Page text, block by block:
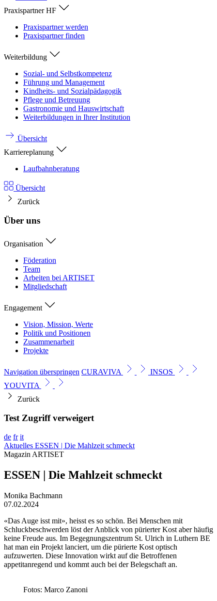
Praxispartner HF
Praxispartner werden
Praxispartner finden
Weiterbildung
Sozial- und Selbstkompetenz
Führung und Management
Kindheits- und Sozialpädagogik
Pflege und Betreuung
Gastronomie und Hauswirtschaft
Weiterbildungen in Ihrer Institution
Übersicht
Karriereplanung
Laufbahnberatung
Übersicht
Zurück
Über uns
Organisation
Föderation
Team
Arbeiten bei ARTISET
Mitgliedschaft
Engagement
Vision, Mission, Werte
Politik und Positionen
Zusammenarbeit
Projekte
Navigation überspringen CURAVIVA
INSOS
YOUVITA
Zurück
Test Zugriff verweigert
de fr it
Aktuelles ESSEN | Die Mahlzeit schmeckt
Magazin ARTISET
ESSEN | Die Mahlzeit schmeckt
Monika Bachmann
07.02.2024
«Das Auge isst mit», heisst es so schön. Bei Menschen mit
Schluckbeschwerden löst der Anblick von pürierter Kost aber häufig
keine Freude aus. Im Begegnungszentrum St. Ulrich in Luthern BE
hat man ein Projekt lanciert, um die pürierte Kost optisch
aufzuwerten. Diese Innovation wirkt auf die Betroffenen
appetitanregend und kommt auch bei der Belegschaft an.
Fotos: Marco Zanoni